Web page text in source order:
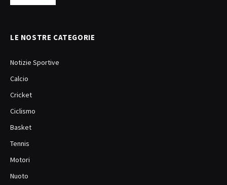
LE NOSTRE CATEGORIE
Notizie Sportive
Calcio
Cricket
Ciclismo
Basket
Tennis
Motori
Nuoto